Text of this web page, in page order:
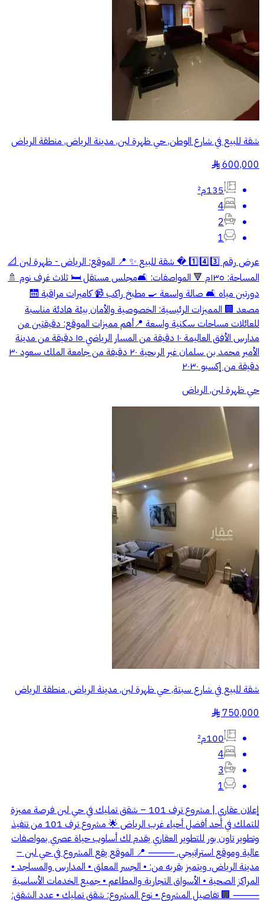
شقة للبيع في شارع الوطن, حي ظهرة لبن, مدينة الرياض, منطقة الرياض
600,000
§
135م²
4
2
1
عرض رقم 1️⃣4️⃣3️⃣ � شقة للبيع ✨ 📍 الموقع: الرياض - ظهرة لبن 📐
المساحة: ١٣٥م 🔻 المواصفات: 🛋️مجلس مستقل 🛏️ ثلاث غرف نوم 🚿
دورتين مياه 🛋️ صالة واسعة 🍳 مطبخ راكب 📹 كاميرات مراقبة 🛗
مصعد 🏢‏ المميزات الرئيسية: الخصوصية والأمان بيئة هادئة مناسبة
للعائلات مساحات سكنية واسعة 📍أهم مميزات الموقع: دقيقتين من
مدارس الأفق العاليمة ١٠ دقيقة من المسار الرياضي ١٥ دقيقة من مدينة
الأمير محمد بن سلمان غير الربحية ٢٠ دقيفة من جامعة الملك سعود ٣٠
دقيقة من إكسبو ٢٠٣٠
حي ظهرة لبن, الرياض
شقة للبيع في شارع سبتة, حي ظهرة لبن, مدينة الرياض, منطقة الرياض
750,000
§
100م²
4
3
1
إعلان عقاري | مشروع ترف 101 – شقق تمليك في حي لبن فرصة مميزة
للتملك في أحد أفضل أحياء غرب الرياض 🌟 مشروع ترف 101 من تنفيذ
وتطوير تاون بور للتطوير العقاري يقدم لك أسلوب حياة عصري بمواصفات
عالية وموقع استراتيجي. ⸻ 📍 الموقع يقع المشروع في حي لبن –
مدينة الرياض، ويتميز بقربه من: • الجسر المعلق • المدارس والمساجد •
المراكز الصحية • الأسواق التجارية والمطاعم • جميع الخدمات الأساسية
⸻ 🏢 تفاصيل المشروع • نوع المشروع: شقق تمليك • عدد الشقق: